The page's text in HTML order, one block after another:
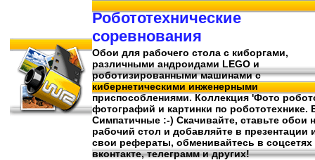
Робототехнические
соревнования
Обои для рабочего стола c киборгами,
различными андроидами LEGO и
роботизированными машинами c
кибернетическими инженерными
приспособлениями. Коллекция 'Фото
фотографий и картинки по робототехнике.
Симпатичные :-) Скачивайте, ставьте обои
рабочий стол и добавляйте в презентации
свои рефераты, обменивайтесь в соцсетях
вконтакте, телеграмм и других!